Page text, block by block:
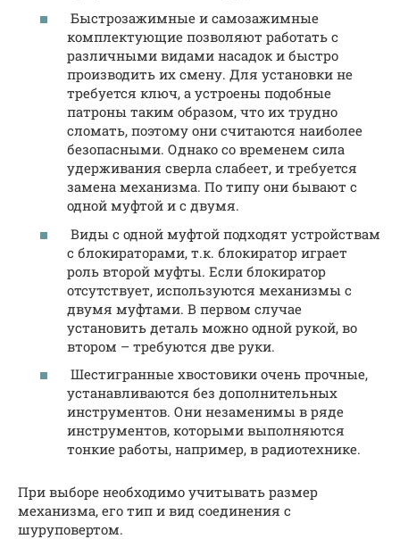
Быстрозажимные и самозажимные
комплектующие позволяют работать с
различными видами насадок и быстро
производить их смену. Для установки не
требуется ключ, а устроены подобные
патроны таким образом, что их трудно
сломать, поэтому они считаются наиболее
безопасными. Однако со временем сила
удерживания сверла слабеет, и требуется
замена механизма. По типу они бывают с
одной муфтой и с двумя.
Виды с одной муфтой подходят устройствам
с блокираторами, т.к. блокиратор играет
роль второй муфты. Если блокиратор
отсутствует, используются механизмы с
двумя муфтами. В первом случае
установить деталь можно одной рукой, во
втором – требуются две руки.
Шестигранные хвостовики очень прочные,
устанавливаются без дополнительных
инструментов. Они незаменимы в ряде
инструментов, которыми выполняются
тонкие работы, например, в радиотехнике.
При выборе необходимо учитывать размер
механизма, его тип и вид соединения с
шуруповертом.